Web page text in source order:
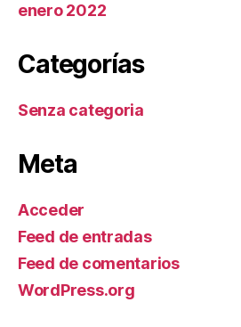
enero 2022
Categorías
Senza categoria
Meta
Acceder
Feed de entradas
Feed de comentarios
WordPress.org